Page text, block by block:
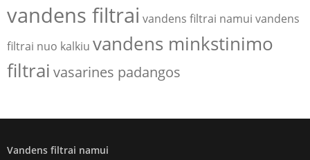
vandens filtrai vandens filtrai namui vandens
filtrai nuo kalkiu vandens minkstinimo
filtrai vasarines padangos
Vandens filtrai namui